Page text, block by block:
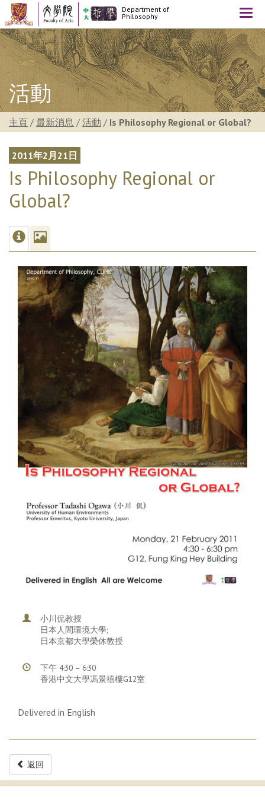
Department of
Philosophy
活動
主頁 / 最新消息 / 活動 / Is Philosophy Regional or Global?
2011年2月21日
Is Philosophy Regional or
Global?
小川侃教授
日本人間環境大學;
日本京都大學榮休教授
下午 4:30 – 6:30
香港中文大學馮景禧樓G12室
Delivered in English
返回